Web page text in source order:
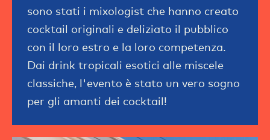
sono stati i mixologist che hanno creato
cocktail originali e deliziato il pubblico
con il loro estro e la loro competenza.
Dai drink tropicali esotici alle miscele
classiche, l'evento è stato un vero sogno
per gli amanti dei cocktail!